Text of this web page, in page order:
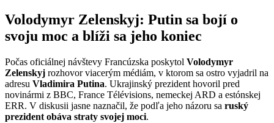
Volodymyr Zelenskyj: Putin sa bojí o
svoju moc a blíži sa jeho koniec
Počas oficiálnej návštevy Francúzska poskytol Volodymyr
Zelenskyj rozhovor viacerým médiám, v ktorom sa ostro vyjadril na
adresu Vladimira Putina. Ukrajinský prezident hovoril pred
novinármi z BBC, France Télévisions, nemeckej ARD a estónskej
ERR. V diskusii jasne naznačil, že podľa jeho názoru sa ruský
prezident obáva straty svojej moci.